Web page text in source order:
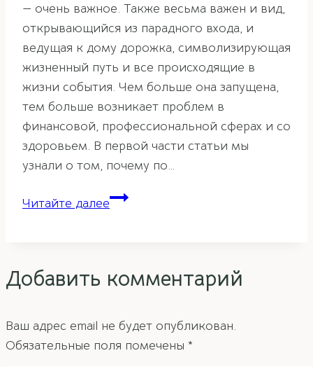
— очень важное. Также весьма важен и вид,
открывающийся из парадного входа, и
ведущая к дому дорожка, символизирующая
жизненный путь и все происходящие в
жизни события. Чем больше она запущена,
тем больше возникает проблем в
финансовой, профессиональной сферах и со
здоровьем. В первой части статьи мы
узнали о том, почему по…
Читайте далееВлияние
по
Часть
2
Добавить комментарий
Ваш адрес email не будет опубликован.
Обязательные поля помечены *